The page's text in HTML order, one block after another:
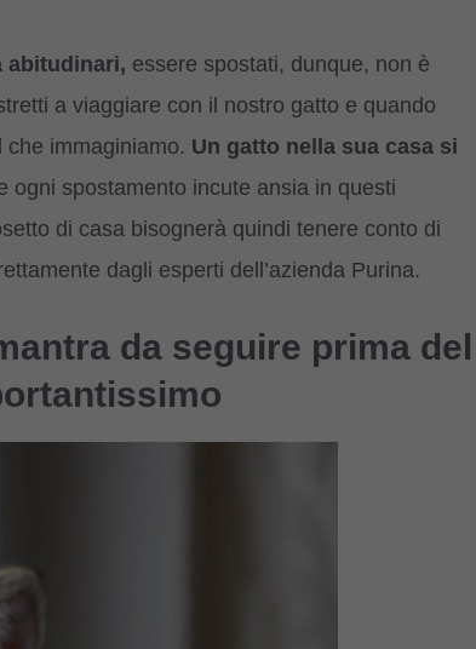
abitudinari, essere spostati, dunque, non è
a viaggiare con il nostro gatto e quando
immaginiamo. Un gatto nella sua casa si
ogni spostamento incute ansia in questi
di casa bisognerà quindi tenere conto di
dagli esperti dell’azienda Purina.
da seguire prima del